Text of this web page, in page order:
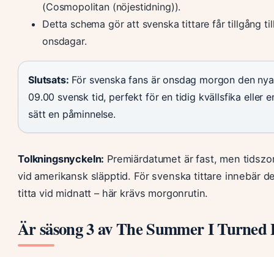
(Cosmopolitan (nöjestidning)).
Detta schema gör att svenska tittare får tillgång
onsdagar.
Slutsats: För svenska fans är onsdag morgon den
09.00 svensk tid, perfekt för en tidig kvällsfika eller
sätt en påminnelse.
Tolkningsnyckeln: Premiärdatumet är fast, men
vid amerikansk släpptid. För svenska tittare innebär
titta vid midnatt – här krävs morgonrutin.
Är säsong 3 av The Summer I